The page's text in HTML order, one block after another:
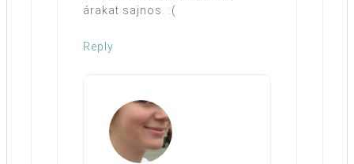
árakat sajnos. :(
Reply